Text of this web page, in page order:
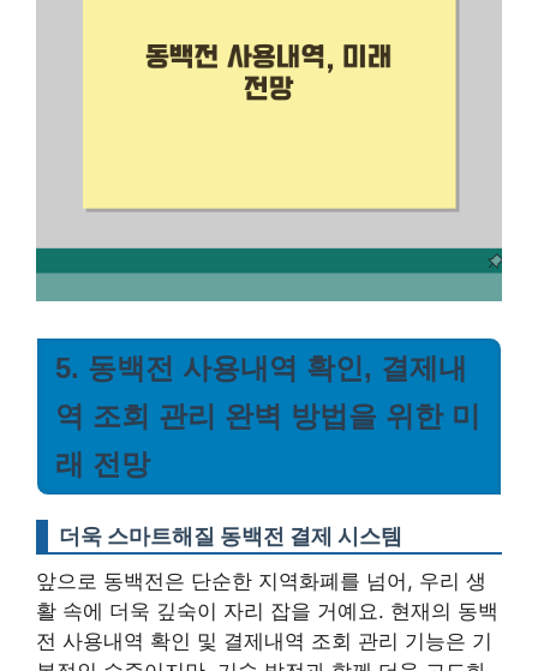
5. 동백전 사용내역 확인, 결제내
역 조회 관리 완벽 방법을 위한 미
래 전망
더욱 스마트해질 동백전 결제 시스템
앞으로 동백전은 단순한 지역화폐를 넘어, 우리 생
활 속에 더욱 깊숙이 자리 잡을 거예요. 현재의 동백
전 사용내역 확인 및 결제내역 조회 관리 기능은 기